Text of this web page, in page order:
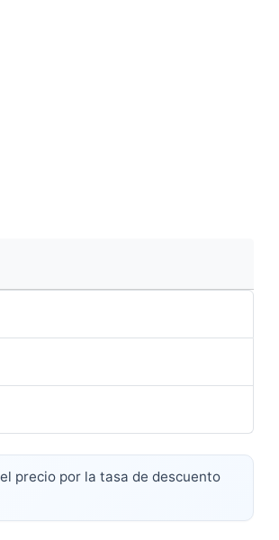
precio por la tasa de descuento